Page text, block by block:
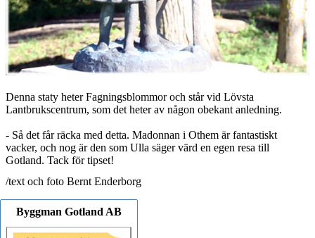
Denna staty heter Fagningsblommor och står vid Lövsta
Lantbrukscentrum, som det heter av någon obekant anledning.
- Så det får räcka med detta. Madonnan i Othem är fantastiskt
vacker, och nog är den som Ulla säger värd en egen resa till
Gotland. Tack för tipset!
/text och foto Bernt Enderborg
Byggman Gotland AB